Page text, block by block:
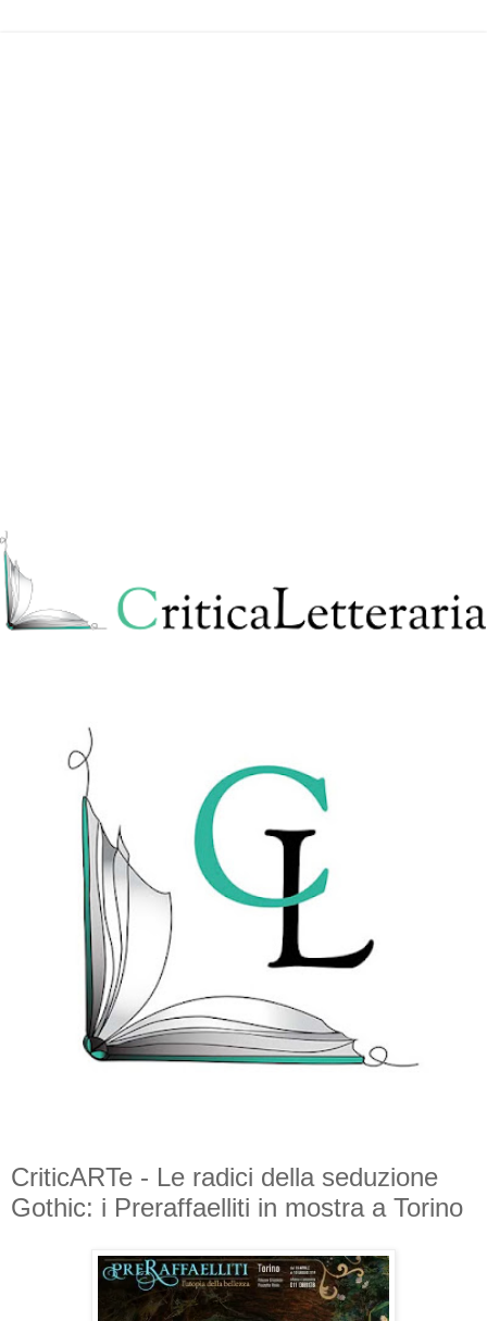
CriticARTe - Le radici della seduzione
Gothic: i Preraffaelliti in mostra a Torino